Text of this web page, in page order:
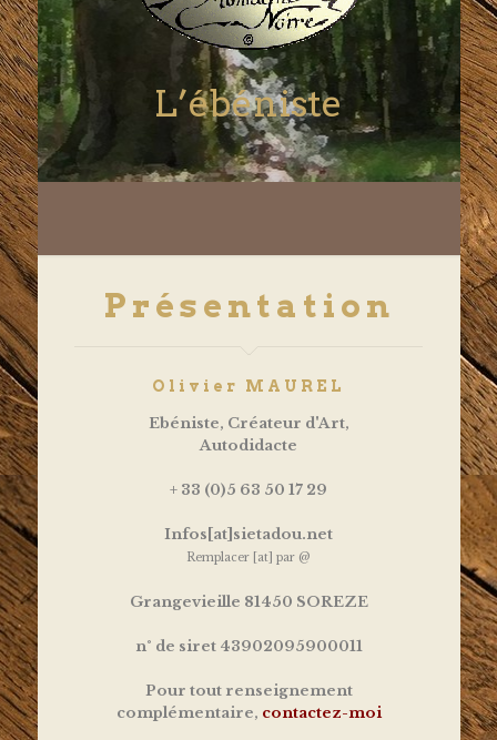
L’ébéniste
Présentation
Olivier MAUREL
Ebéniste, Créateur d'Art,
Autodidacte
+ 33 (0)5 63 50 17 29
Infos[at]sietadou.net
Remplacer [at] par @
Grangevieille 81450 SOREZE
n° de siret 43902095900011
Pour tout renseignement
complémentaire, contactez-moi